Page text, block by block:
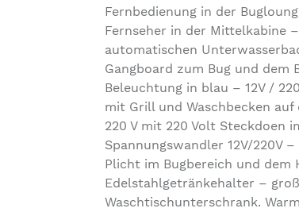
Fernbedienung in der
Fernseher in der Mittelkabine
automatischen
Gangboard zum Bug und dem
Beleuchtung in blau – 12V /
mit Grill und Waschbecken
220 V mit 220 Volt Steckdoen
Spannungswandler 12V/220V
Plicht im Bugbereich und dem
Edelstahlgetränkehalter –
Waschtischunterschrank.